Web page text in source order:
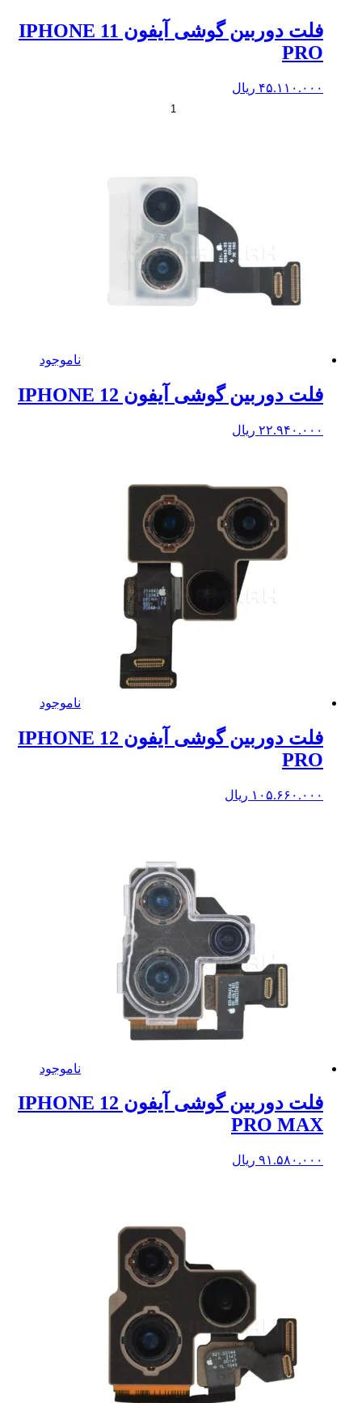
فلت دوربین گوشی آیفون IPHONE 11
PRO
۴۵.۱۱۰.۰۰۰ ریال
+
ناموجود
فلت دوربین گوشی آیفون IPHONE 12
۲۲.۹۴۰.۰۰۰ ریال
ناموجود
فلت دوربین گوشی آیفون IPHONE 12
PRO
۱۰۵.۶۶۰.۰۰۰ ریال
ناموجود
فلت دوربین گوشی آیفون IPHONE 12
PRO MAX
۹۱.۵۸۰.۰۰۰ ریال